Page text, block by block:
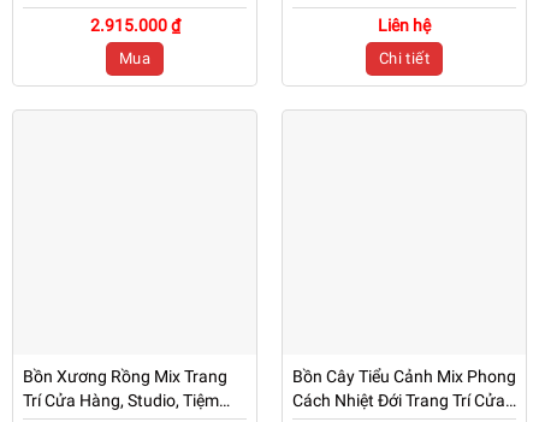
Studio, Tiệm Quán, Văn
Phòng, Nhà Cửa -Dài 1m2-
2.915.000 ₫
Mua
Phòng, Nhà Cửa – Mã:PN-
Liên hệ
Chi tiết
Bồn Xương Rồng Mix Trang
Trí Cửa Hàng, Studio, Tiệm
Bồn Cây Tiểu Cảnh Mix Phong
Cách Nhiệt Đới Trang Trí Cửa